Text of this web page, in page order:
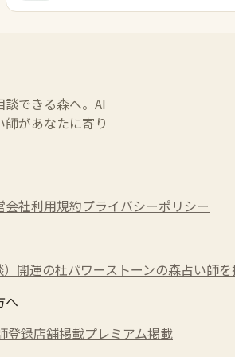
できる森へ。AI
があなたに寄り
会社利用規約プライバシーポリシー
開運の杜パワーストーンの森占い師
へ
登録店舗掲載プレミアム掲載